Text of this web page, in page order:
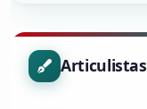
Articulistas